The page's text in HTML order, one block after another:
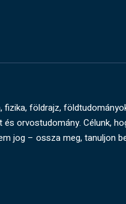
földrajz,
orvostudomány. Célunk,
jog – ossza meg, tanuljon